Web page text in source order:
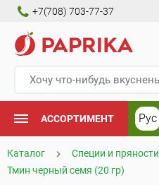
+7(708) 703-77-37
АССОРТИМЕНТ Рус
Каталог Специи и пряности
Тмин черный семя (20 гр)